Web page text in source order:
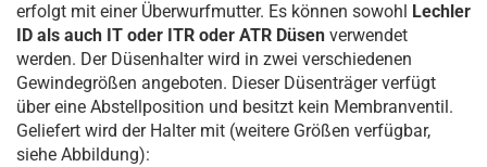
erfolgt mit einer Überwurfmutter. Es können sowohl Lechler
ID als auch IT oder ITR oder ATR Düsen verwendet
werden. Der Düsenhalter wird in zwei verschiedenen
Gewindegrößen angeboten. Dieser Düsenträger verfügt
über eine Abstellposition und besitzt kein Membranventil.
Geliefert wird der Halter mit (weitere Größen verfügbar,
siehe Abbildung):